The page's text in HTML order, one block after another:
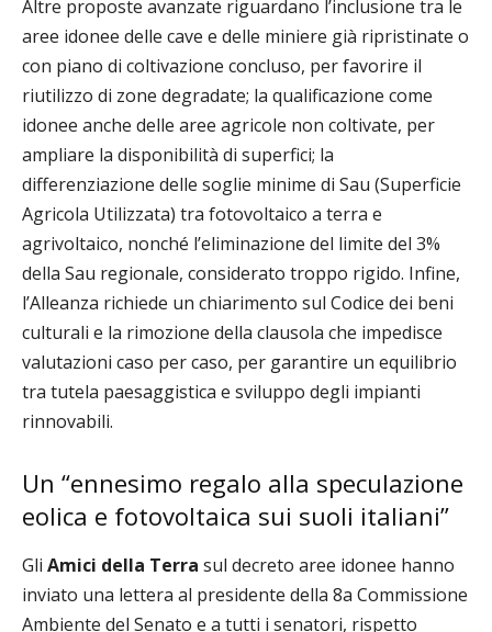
Altre proposte avanzate riguardano l’inclusione tra le
aree idonee delle cave e delle miniere già ripristinate o
con piano di coltivazione concluso, per favorire il
riutilizzo di zone degradate; la qualificazione come
idonee anche delle aree agricole non coltivate, per
ampliare la disponibilità di superfici; la
differenziazione delle soglie minime di Sau (Superficie
Agricola Utilizzata) tra fotovoltaico a terra e
agrivoltaico, nonché l’eliminazione del limite del 3%
della Sau regionale, considerato troppo rigido. Infine,
l’Alleanza richiede un chiarimento sul Codice dei beni
culturali e la rimozione della clausola che impedisce
valutazioni caso per caso, per garantire un equilibrio
tra tutela paesaggistica e sviluppo degli impianti
rinnovabili.
Un “ennesimo regalo alla speculazione
eolica e fotovoltaica sui suoli italiani”
Gli Amici della Terra sul decreto aree idonee hanno
inviato una lettera al presidente della 8a Commissione
Ambiente del Senato e a tutti i senatori, rispetto